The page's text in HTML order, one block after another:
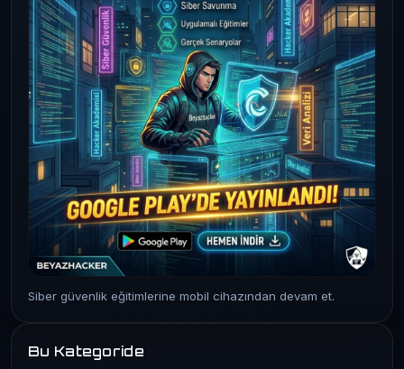
Siber güvenlik eğitimlerine mobil cihazından devam et.
Bu Kategoride